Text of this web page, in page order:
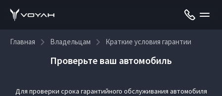
Главная Владельцам Краткие условия гарантии
Проверьте ваш автомобиль
Для проверки срока гарантийного обслуживания автомобиля